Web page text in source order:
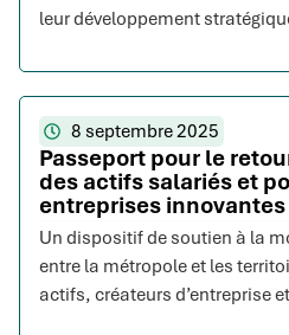
leur développement
8 septembre 2025
Passeport pour le
des actifs salariés et
entreprises innovantes
Un dispositif de soutien à la
entre la métropole et les
actifs, créateurs d’entreprise